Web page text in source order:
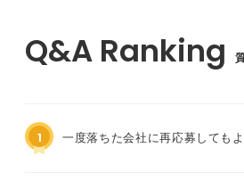
1 一度落ちた会社に再応募しても